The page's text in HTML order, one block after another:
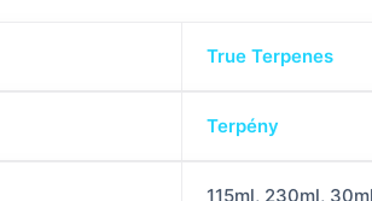
True Terpenes
Terpény
115ml, 230ml,